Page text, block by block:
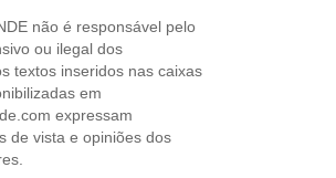
não é responsável pelo
ou ilegal dos
textos inseridos nas caixas
em
expressam
de vista e opiniões dos